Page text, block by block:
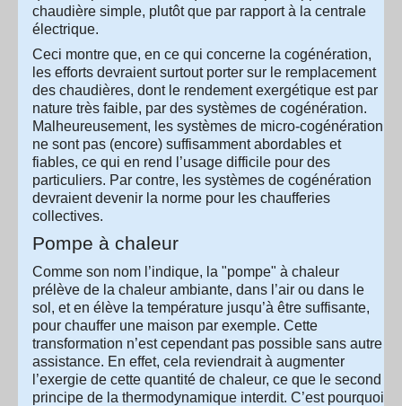
chaudière simple, plutôt que par rapport à la centrale
électrique.
Ceci montre que, en ce qui concerne la cogénération,
les efforts devraient surtout porter sur le remplacement
des chaudières, dont le rendement exergétique est par
nature très faible, par des systèmes de cogénération.
Malheureusement, les systèmes de micro-cogénération
ne sont pas (encore) suffisamment abordables et
fiables, ce qui en rend l’usage difficile pour des
particuliers. Par contre, les systèmes de cogénération
devraient devenir la norme pour les chaufferies
collectives.
Pompe à chaleur
Comme son nom l’indique, la "pompe" à chaleur
prélève de la chaleur ambiante, dans l’air ou dans le
sol, et en élève la température jusqu’à être suffisante,
pour chauffer une maison par exemple. Cette
transformation n’est cependant pas possible sans autre
assistance. En effet, cela reviendrait à augmenter
l’exergie de cette quantité de chaleur, ce que le second
principe de la thermodynamique interdit. C’est pourquoi